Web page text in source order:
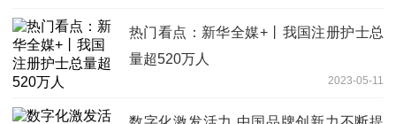
热门看点：新华全媒+丨我国注册护士总
量超520万人
2023-05-11